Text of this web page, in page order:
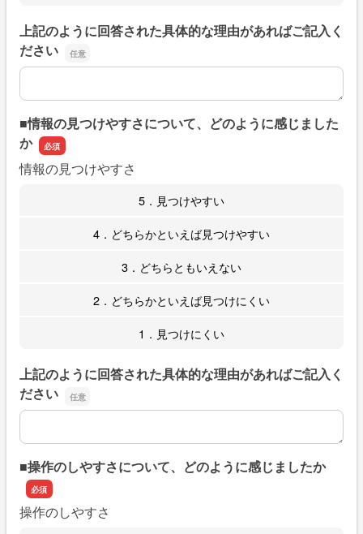
上記のように回答された具体的な理由があればご記入く
ださい
上記のように回答された具体的な理由があればご記入くだ
■情報の見つけやすさについて、どのように感じました
か
情報の見つけやすさ
5．見つけやすい
4．どちらかといえば見つけやすい
3．どちらともいえない
2．どちらかといえば見つけにくい
1．見つけにくい
上記のように回答された具体的な理由があればご記入く
ださい
上記のように回答された具体的な理由があればご記入くだ
■操作のしやすさについて、どのように感じましたか
操作のしやすさ